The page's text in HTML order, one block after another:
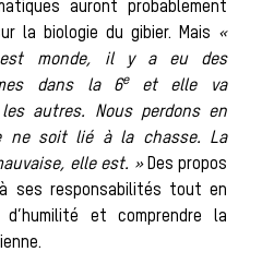
de
auront probablement
la biologie du gibier. Mais «
est monde, il y a eu des
dans la 6e
et elle va
autres. Nous perdons en
ne soit lié à la chasse. La
elle est. »Des propos
ses responsabilités tout en
et comprendre la